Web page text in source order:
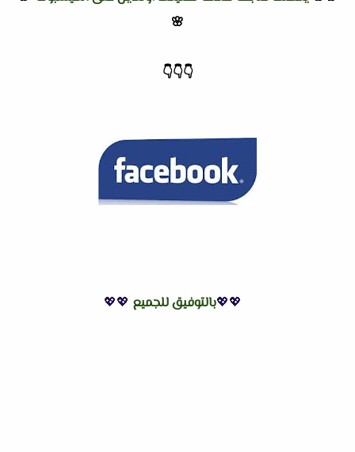
🌸
👇
👇
👇
💖💖بالتوفيق للجميع 💖💖